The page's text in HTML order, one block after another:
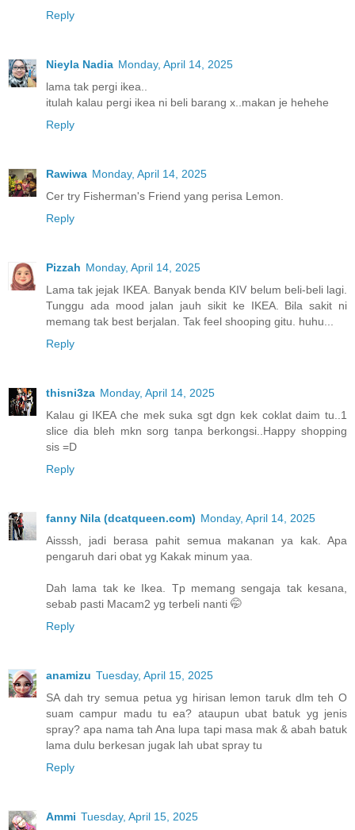
Reply
Nieyla Nadia Monday, April 14, 2025
lama tak pergi ikea..
itulah kalau pergi ikea ni beli barang x..makan je hehehe
Reply
Rawiwa Monday, April 14, 2025
Cer try Fisherman's Friend yang perisa Lemon.
Reply
Pizzah Monday, April 14, 2025
Lama tak jejak IKEA. Banyak benda KIV belum beli-beli lagi.
Tunggu ada mood jalan jauh sikit ke IKEA. Bila sakit ni
memang tak best berjalan. Tak feel shooping gitu. huhu...
Reply
thisni3za Monday, April 14, 2025
Kalau gi IKEA che mek suka sgt dgn kek coklat daim tu..1
slice dia bleh mkn sorg tanpa berkongsi..Happy shopping
sis =D
Reply
fanny Nila (dcatqueen.com) Monday, April 14, 2025
Aisssh, jadi berasa pahit semua makanan ya kak. Apa
pengaruh dari obat yg Kakak minum yaa.
Dah lama tak ke Ikea. Tp memang sengaja tak kesana,
sebab pasti Macam2 yg terbeli nanti 🤭
Reply
anamizu Tuesday, April 15, 2025
SA dah try semua petua yg hirisan lemon taruk dlm teh O
suam campur madu tu ea? ataupun ubat batuk yg jenis
spray? apa nama tah Ana lupa tapi masa mak & abah batuk
lama dulu berkesan jugak lah ubat spray tu
Reply
Ammi Tuesday, April 15, 2025